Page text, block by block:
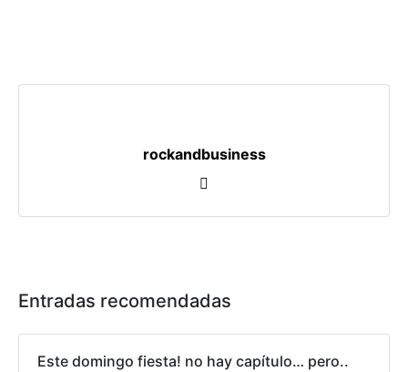
rockandbusiness
Entradas recomendadas
Este domingo fiesta! no hay capítulo… pero..